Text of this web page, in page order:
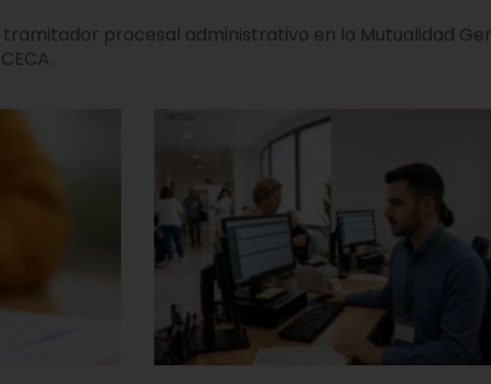
procesal administrativo en la Mutualidad